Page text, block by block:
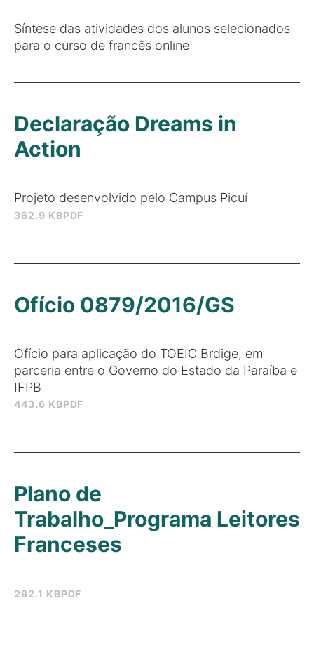
Síntese das atividades dos alunos selecionados
para o curso de francês online
362.9 KBPDF
Declaração Dreams in
Action
Projeto desenvolvido pelo Campus Picuí
443.6 KBPDF
Ofício 0879/2016/GS
Ofício para aplicação do TOEIC Brdige, em
parceria entre o Governo do Estado da Paraíba e
IFPB
292.1 KBPDF
Plano de
Trabalho_Programa Leitores
Franceses